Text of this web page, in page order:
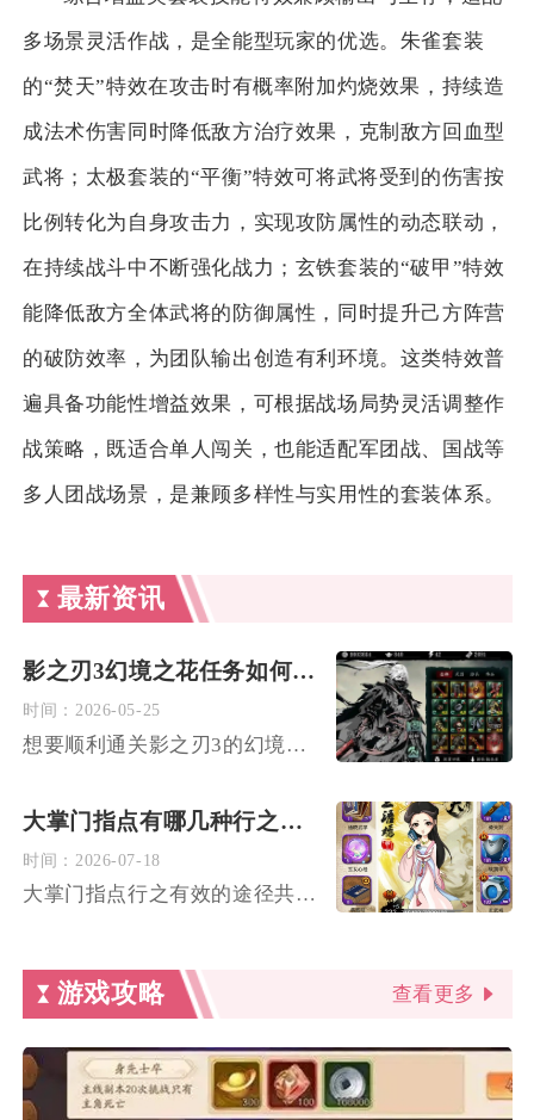
多场景灵活作战，是全能型玩家的优选。朱雀套装
的“焚天”特效在攻击时有概率附加灼烧效果，持续造
成法术伤害同时降低敌方治疗效果，克制敌方回血型
武将；太极套装的“平衡”特效可将武将受到的伤害按
比例转化为自身攻击力，实现攻防属性的动态联动，
在持续战斗中不断强化战力；玄铁套装的“破甲”特效
能降低敌方全体武将的防御属性，同时提升己方阵营
的破防效率，为团队输出创造有利环境。这类特效普
遍具备功能性增益效果，可根据战场局势灵活调整作
战策略，既适合单人闯关，也能适配军团战、国战等
多人团战场景，是兼顾多样性与实用性的套装体系。
最新资讯
影之刃3幻境之花任务如何才能够顺利过关
时间： 2026-05-25
想要顺利通关影之刃3的幻境之花任务，核心策略在于精准把控BO...
大掌门指点有哪几种行之有效的途径
时间： 2026-07-18
大掌门指点行之有效的途径共有四类，分别是江湖关卡随机高人点拨...
游戏攻略 查看更多